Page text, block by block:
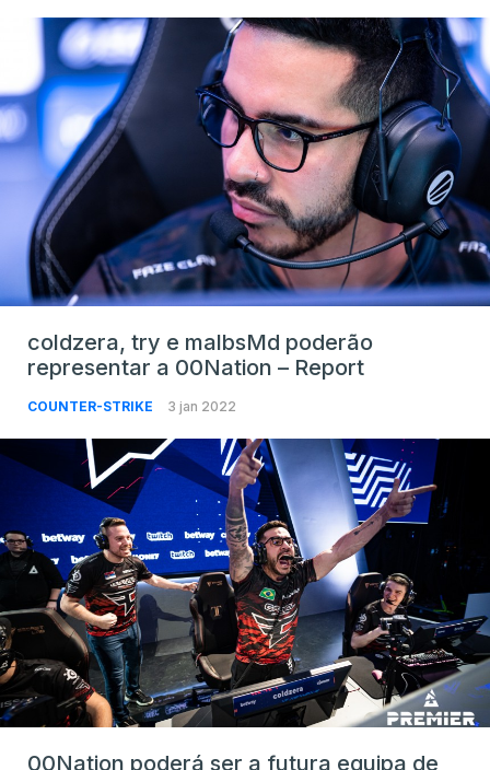
coldzera, try e malbsMd poderão
representar a 00Nation – Report
COUNTER-STRIKE 3 jan 2022
00Nation poderá ser a futura equipa de